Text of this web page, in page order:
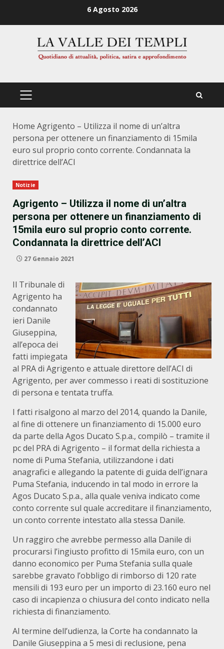
6 Agosto 2026
PRIMÄRES
Home Agrigento – Utilizza il nome di un’altra
persona per ottenere un finanziamento di 15mila
euro sul proprio conto corrente. Condannata la
direttrice dell’ACI
Notizie
Agrigento – Utilizza il nome di un’altra
persona per ottenere un finanziamento di
15mila euro sul proprio conto corrente.
Condannata la direttrice dell’ACI
27 Gennaio 2021
Il Tribunale di
Agrigento ha
condannato
ieri Danile
Giuseppina,
all’epoca dei
fatti impiegata
al PRA di Agrigento e attuale direttore dell’ACI di
Agrigento, per aver commesso i reati di sostituzione
di persona e tentata truffa.
I fatti risalgono al marzo del 2014, quando la Danile,
al fine di ottenere un finanziamento di 15.000 euro
da parte della Agos Ducato S.p.a., compilò – tramite il
pc del PRA di Agrigento – il format della richiesta a
nome di Puma Stefania, utilizzandone i dati
anagrafici e allegando la patente di guida dell’ignara
Puma Stefania, inducendo in tal modo in errore la
Agos Ducato S.p.a., alla quale veniva indicato come
conto corrente sul quale accreditare il finanziamento,
un conto corrente intestato alla stessa Danile.
Un raggiro che avrebbe permesso alla Danile di
procurarsi l’ingiusto profitto di 15mila euro, con un
danno economico per Puma Stefania sulla quale
sarebbe gravato l’obbligo di rimborso di 120 rate
mensili di 193 euro per un importo di 23.160 euro nel
caso di incapienza o chiusura del conto indicato nella
richiesta di finanziamento.
Al termine dell’udienza, la Corte ha condannato la
Danile Giuseppina a 5 mesi di reclusione, pena